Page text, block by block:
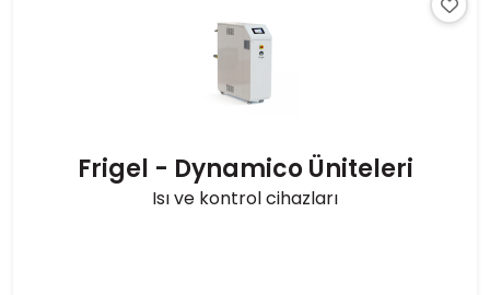
Frigel - Dynamico Üniteleri
Isı ve kontrol cihazları